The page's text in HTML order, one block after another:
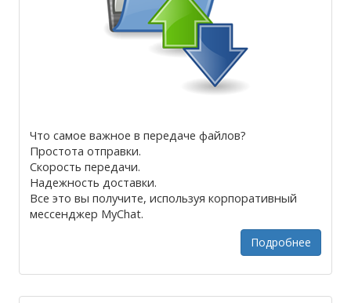
Что самое важное в передаче файлов?
Простота отправки.
Скорость передачи.
Надежность доставки.
Все это вы получите, используя корпоративный
мессенджер MyChat.
Подробнее